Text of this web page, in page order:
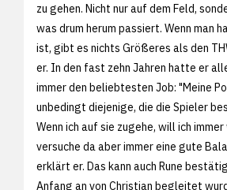
zu gehen. Nicht nur auf dem Feld,
was drum herum passiert. Wenn man
ist, gibt es nichts Größeres als den
er. In den fast zehn Jahren hatte er
immer den beliebtesten Job: "Meine
unbedingt diejenige, die die Spieler
Wenn ich auf sie zugehe, will ich
versuche da aber immer eine gute
erklärt er. Das kann auch Rune
Anfang an von Christian begleitet